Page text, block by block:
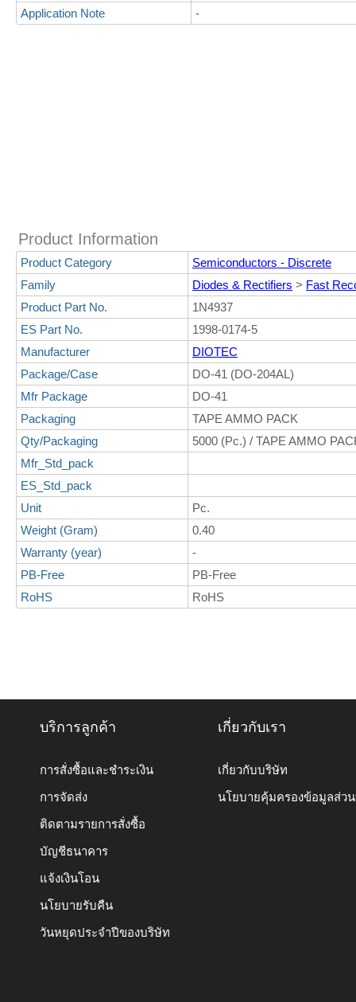
Application Note
-
Product Information
Product Category
Semiconductors - Discrete
Family
Diodes & Rectifiers > Fast
Product Part No.
1N4937
ES Part No.
1998-0174-5
Manufacturer
DIOTEC
Package/Case
DO-41 (DO-204AL)
Mfr Package
DO-41
Packaging
TAPE AMMO PACK
Qty/Packaging
5000 (Pc.) / TAPE AMMO
Mfr_Std_pack
ES_Std_pack
Unit
Pc.
Weight (Gram)
0.40
Warranty (year)
-
PB-Free
PB-Free
RoHS
RoHS
บริการลูกค้า
การสั่งซื้อและชำระเงิน
การจัดส่ง
ติดตามรายการสั่งซื้อ
บัญชีธนาคาร
แจ้งเงินโอน
นโยบายรับคืน
วันหยุดประจำปีของบริษัท
เกี่ยวกับเรา
เกี่ยวกับบริษัท
นโยบายคุ้มครองข้อมูลส่ว